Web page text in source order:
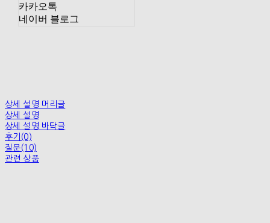
카카오톡
네이버 블로그
상세 설명 머리글
상세 설명
상세 설명 바닥글
후기(0)
질문(10)
관련 상품